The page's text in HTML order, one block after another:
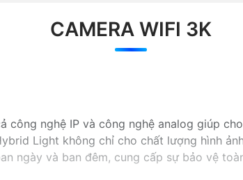
CAMERA WIFI 3K
nghệ IP và công nghệ analog giúp
Light không chỉ cho chất lượng hình
ngày và ban đêm, cung cấp sự bảo vệ